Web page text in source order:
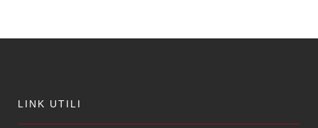
LINK UTILI